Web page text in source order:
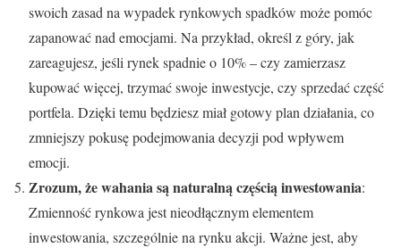
swoich zasad na wypadek rynkowych spadków może pomóc
zapanować nad emocjami. Na przykład, określ z góry, jak
zareagujesz, jeśli rynek spadnie o 10% – czy zamierzasz
kupować więcej, trzymać swoje inwestycje, czy sprzedać część
portfela. Dzięki temu będziesz miał gotowy plan działania, co
zmniejszy pokusę podejmowania decyzji pod wpływem
emocji.
Zrozum, że wahania są naturalną częścią inwestowania:
Zmienność rynkowa jest nieodłącznym elementem
inwestowania, szczególnie na rynku akcji. Ważne jest, aby